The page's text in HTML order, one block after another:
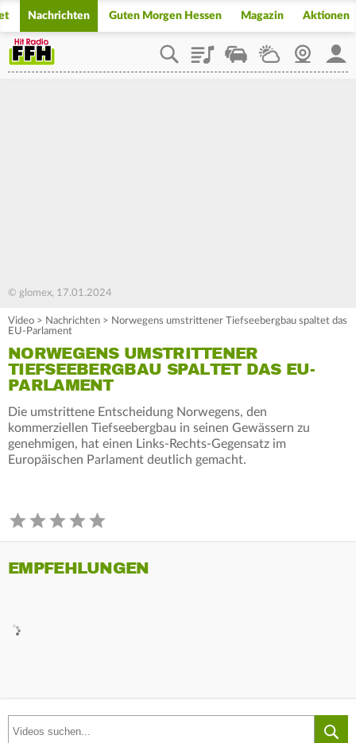
Nachrichten Guten Morgen Hessen Magazin Aktionen
PlaylistStaupilotWetterWebcam
© glomex, 17.01.2024
Video > Nachrichten > Norwegens umstrittener Tiefseebergbau spaltet das
EU-Parlament
NORWEGENS UMSTRITTENER
TIEFSEEBERGBAU SPALTET DAS EU-
PARLAMENT
Die umstrittene Entscheidung Norwegens, den
kommerziellen Tiefseebergbau in seinen Gewässern zu
genehmigen, hat einen Links-Rechts-Gegensatz im
Europäischen Parlament deutlich gemacht.
EMPFEHLUNGEN